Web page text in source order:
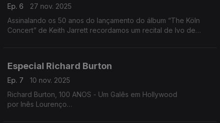
Ep. 6
27 nov. 2025
Assinalando os 50 anos do lançamento do álbum “The Köln
Concert” de Keith Jarrett recordamos um recital de Ivo de
Especial Richard Burton
Ep. 7
10 nov. 2025
Richard Burton, 100 ANOS - Um Galês em Hollywood
por Inês Lourenço